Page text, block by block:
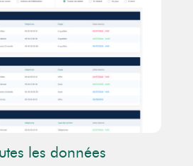
les données